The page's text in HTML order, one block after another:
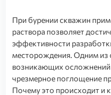
При бурении скважин
раствора позволяет
эффективности
месторождения. Одним из
возникающих осложнений
чрезмерное поглощение
Почему это происходит и